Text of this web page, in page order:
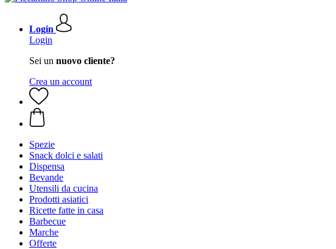
Login
Login
Sei un nuovo cliente?
Crea un account
Spezie
Snack dolci e salati
Dispensa
Bevande
Utensili da cucina
Prodotti asiatici
Ricette fatte in casa
Barbecue
Marche
Offerte